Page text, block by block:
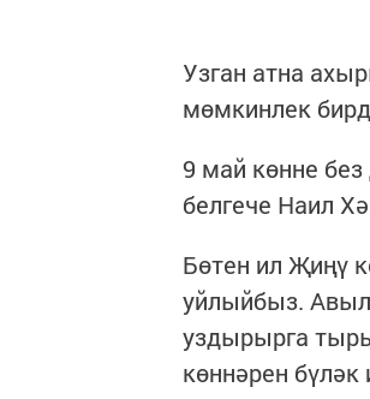
Узган атна
мөмкинлек
9 май көнне
белгече Наил
Бөтен ил Җиңү
уйлыйбыз.
уздырырга
көннәрен